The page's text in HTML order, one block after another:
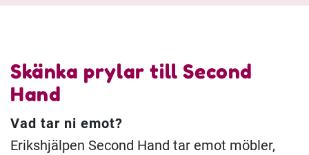
Skänka prylar till Second
Hand
Vad tar ni emot?
Erikshjälpen Second Hand tar emot möbler,